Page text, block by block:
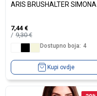
ARIS BRUSHALTER SIMONA
7,44 €
9,30€
Dostupno boja: 4
Kupi ovdje